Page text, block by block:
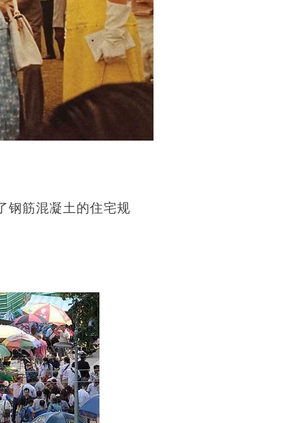
钢筋混凝土的住宅规